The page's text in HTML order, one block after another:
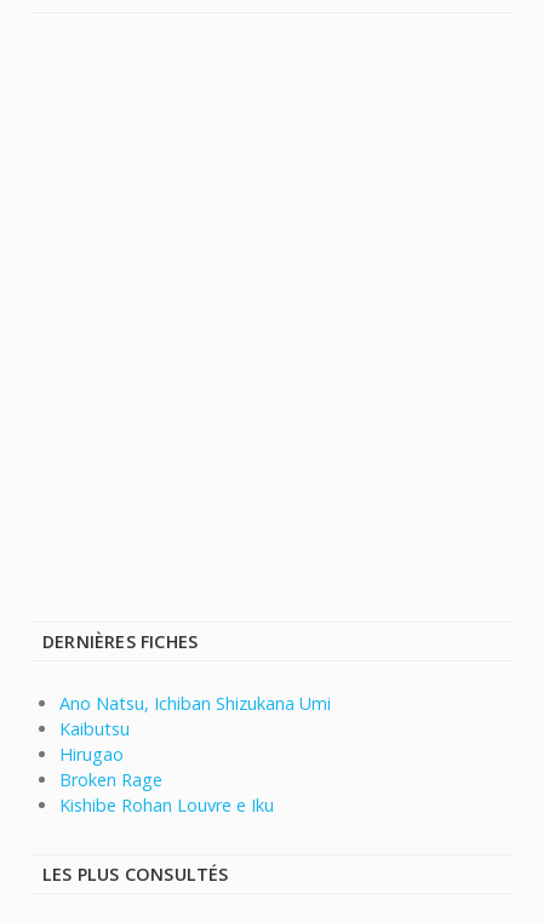
DERNIÈRES FICHES
Ano Natsu, Ichiban Shizukana Umi
Kaibutsu
Hirugao
Broken Rage
Kishibe Rohan Louvre e Iku
LES PLUS CONSULTÉS